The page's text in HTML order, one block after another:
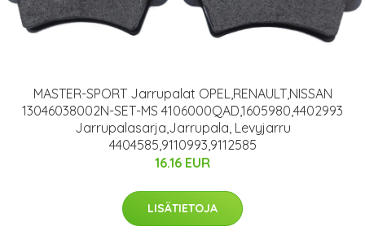
MASTER-SPORT Jarrupalat OPEL,RENAULT,NISSAN
13046038002N-SET-MS 4106000QAD,1605980,4402993
Jarrupalasarja,Jarrupala, Levyjarru
4404585,9110993,9112585
16.16 EUR
LISÄTIETOJA